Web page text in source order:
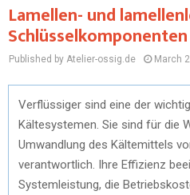
Lamellen- und
Published by Atelier-ossig.de March
Verflüssiger sind eine der
Kältesystemen. Sie sind für die
Umwandlung des Kältemittels
verantwortlich. Ihre Effizienz
Systemleistung, die